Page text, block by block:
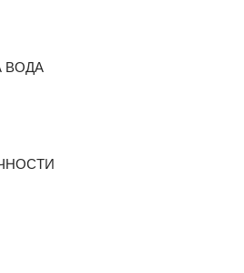
ВОДА